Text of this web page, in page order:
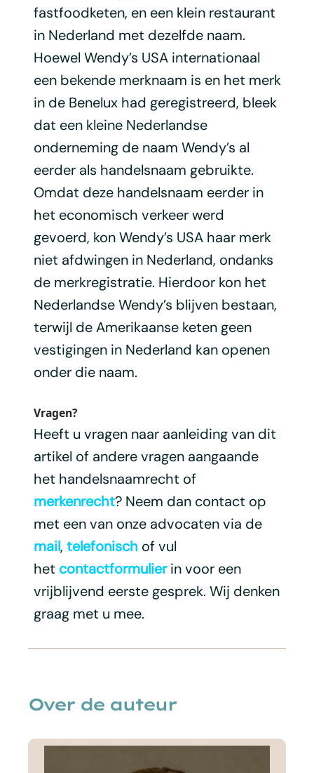
fastfoodketen, en een klein restaurant
in Nederland met dezelfde naam.
Hoewel Wendy’s USA internationaal
een bekende merknaam is en het merk
in de Benelux had geregistreerd, bleek
dat een kleine Nederlandse
onderneming de naam Wendy’s al
eerder als handelsnaam gebruikte.
Omdat deze handelsnaam eerder in
het economisch verkeer werd
gevoerd, kon Wendy’s USA haar merk
niet afdwingen in Nederland, ondanks
de merkregistratie. Hierdoor kon het
Nederlandse Wendy’s blijven bestaan,
terwijl de Amerikaanse keten geen
vestigingen in Nederland kan openen
onder die naam.
Vragen?
Heeft u vragen naar aanleiding van dit
artikel of andere vragen aangaande
het handelsnaamrecht of
merkenrecht? Neem dan contact op
met een van onze advocaten via de
mail, telefonischof vul
het contactformulierin voor een
vrijblijvend eerste gesprek. Wij denken
graag met u mee.
Over de auteur